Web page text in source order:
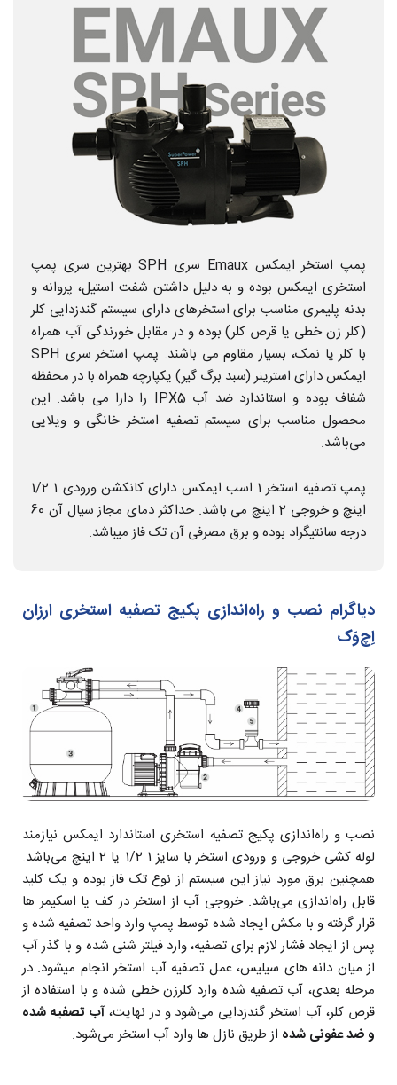
پمپ استخر ایمکس Emaux سری SPH بهترین سری پمپ
استخری ایمکس بوده و به دلیل داشتن شفت استیل، پروانه و
بدنه پلیمری مناسب برای استخرهای دارای سیستم گندزدایی کلر
(کلر زن خطی یا قرص کلر) بوده و در مقابل خورندگی آب همراه
با کلر یا نمک، بسیار مقاوم می باشند. پمپ استخر سری SPH
ایمکس دارای استرینر (سبد برگ گیر) یکپارچه همراه با در محفظه
شفاف بوده و استاندارد ضد آب IPX5 را دارا می باشد. این
محصول مناسب برای سیستم تصفیه استخر خانگی و ویلایی
می‌باشد.
پمپ تصفیه استخر 1 اسب ایمکس دارای کانکشن ورودی 1 1/2
اینچ و خروجی 2 اینچ می باشد. حداکثر دمای مجاز سیال آن 60
درجه سانتیگراد بوده و برق مصرفی آن تک فاز میباشد.
دیاگرام نصب و راه‌اندازی پکیج تصفیه استخری ارزان
اِچ‌وَک
نصب و راه‌اندازی پکیج تصفیه استخری استاندارد ایمکس نیازمند
لوله کشی خروجی و ورودی استخر با سایز 1 1/2 یا 2 اینچ می‌باشد.
همچنین برق مورد نیاز این سیستم از نوع تک فاز بوده و یک کلید
قابل راه‌اندازی می‌باشد. خروجی آب از استخر در کف یا اسکیمر ها
قرار گرفته و با مکش ایجاد شده توسط پمپ وارد واحد تصفیه شده و
پس از ایجاد فشار لازم برای تصفیه، وارد فیلتر شنی شده و با گذر آب
از میان دانه های سیلیس، عمل تصفیه آب استخر انجام میشود. در
مرحله بعدی، آب تصفیه شده وارد کلرزن خطی شده و با استفاده از
قرص کلر، آب استخر گندزدایی می‌شود و در نهایت،آب تصفیه شده
و ضد عفونی شده از طریق نازل ها وارد آب استخر می‌شود.